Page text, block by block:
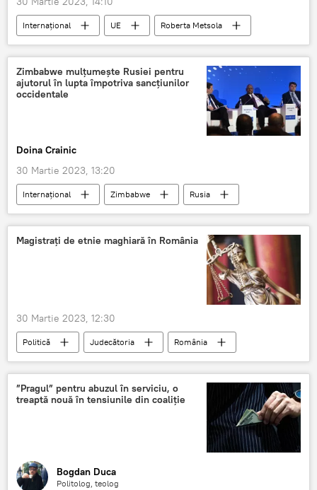
Internaţional UE
Roberta Metsola
Români
România
Zimbabwe mulțumește Rusiei pentru
ajutorul în lupta împotriva sancțiunilor
occidentale
Doina Crainic
30 Martie 2023, 13:20
Internaţional Zimbabwe
Rusia
sancțiuni economice
Sancțiuni
Magistrați de etnie maghiară în România
30 Martie 2023, 12:30
Politică Judecătoria
România
Covasna
Harghita Unguri
”Pragul” pentru abuzul în serviciu, o
treaptă nouă în tensiunile din coaliție
Bogdan Duca
Politolog, teolog